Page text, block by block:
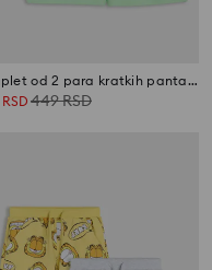
Komplet od 2 para kratkih pantalona
RSD 449RSD